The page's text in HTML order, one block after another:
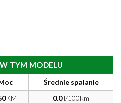
TYM MODELU
Średnie spalanie
KM 0.0l/100km